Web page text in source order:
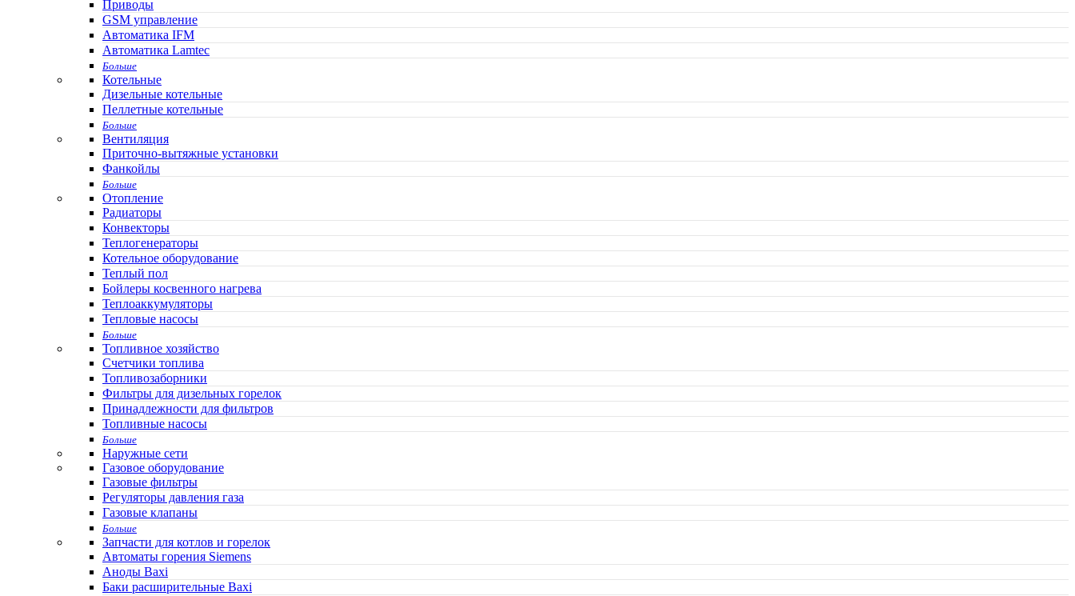
Приводы
GSM управление
Автоматика IFM
Автоматика Lamtec
Больше
Котельные
Дизельные котельные
Пеллетные котельные
Больше
Вентиляция
Приточно-вытяжные установки
Фанкойлы
Больше
Отопление
Радиаторы
Конвекторы
Теплогенераторы
Котельное оборудование
Теплый пол
Бойлеры косвенного нагрева
Теплоаккумуляторы
Тепловые насосы
Больше
Топливное хозяйство
Счетчики топлива
Топливозаборники
Фильтры для дизельных горелок
Принадлежности для фильтров
Топливные насосы
Больше
Наружные сети
Газовое оборудование
Газовые фильтры
Регуляторы давления газа
Газовые клапаны
Больше
Запчасти для котлов и горелок
Автоматы горения Siemens
Аноды Baxi
Баки расширительные Baxi